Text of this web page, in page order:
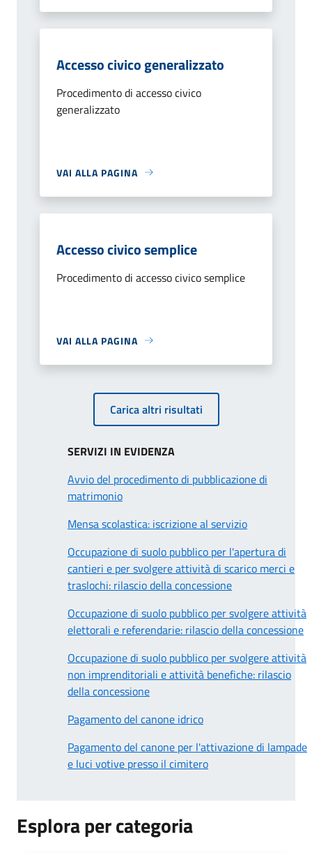
Accesso civico generalizzato
Procedimento di accesso civico
generalizzato
VAI ALLA PAGINA
Accesso civico semplice
Procedimento di accesso civico semplice
VAI ALLA PAGINA
Carica altri risultati
SERVIZI IN EVIDENZA
Avvio del procedimento di pubblicazione di
matrimonio
Mensa scolastica: iscrizione al servizio
Occupazione di suolo pubblico per l'apertura di
cantieri e per svolgere attività di scarico merci e
traslochi: rilascio della concessione
Occupazione di suolo pubblico per svolgere attività
elettorali e referendarie: rilascio della concessione
Occupazione di suolo pubblico per svolgere attività
non imprenditoriali e attività benefiche: rilascio
della concessione
Pagamento del canone idrico
Pagamento del canone per l'attivazione di lampade
e luci votive presso il cimitero
Esplora per categoria